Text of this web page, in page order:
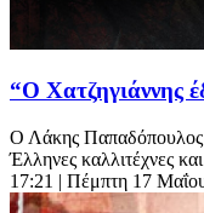
“Ο Χατζηγιάννης
Ο Λάκης Παπαδόπουλος
Έλληνες καλλιτέχνες
17:21 | Πέμπτη 17